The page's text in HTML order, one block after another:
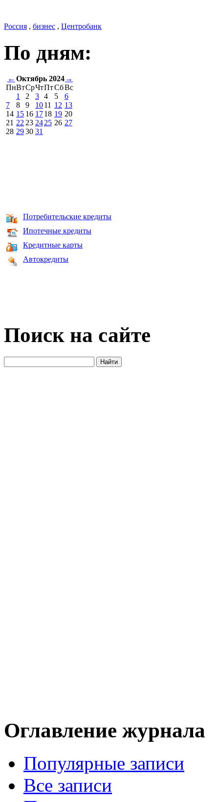
Россия , бизнес , Центробанк
По дням:
← Октябрь 2024 →
ПнВтСрЧтПтСбВс
1
2 3 4 5
6
7
8 9 1011 12 13
14 15 16 1718 19 20
21 22 23 2425 26 27
28 2930 31
Потребительские кредиты
Ипотечные кредиты
Кредитные карты
Автокредиты
Поиск на сайте
Оглавление журнала
Популярные записи
Все записи